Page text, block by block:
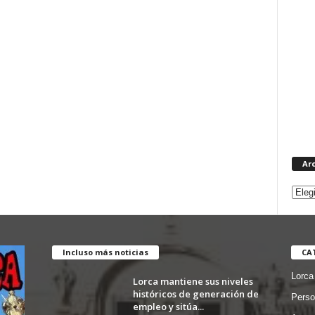
Incluso más noticias
Lorca mantiene sus niveles
históricos de generación de
empleo y sitúa...
Lorca